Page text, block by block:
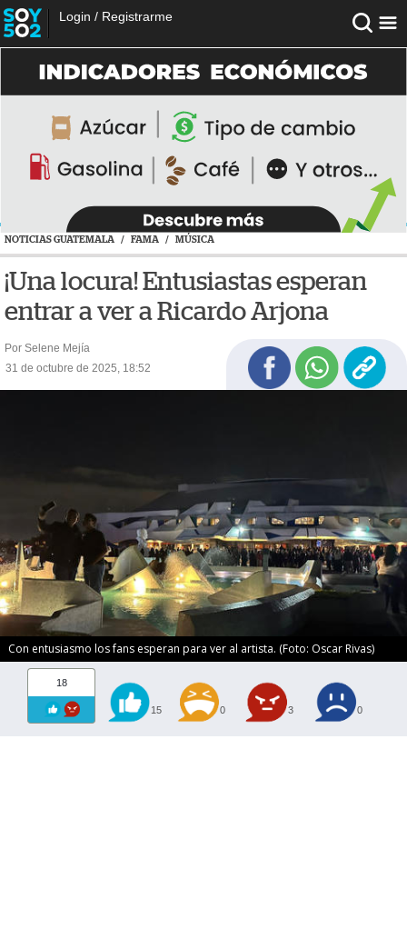
Login / Registrarme
NOTICIAS GUATEMALA / FAMA / MÚSICA
¡Una locura! Entusiastas esperan
entrar a ver a Ricardo Arjona
Por Selene Mejía
31 de octubre de 2025, 18:52
Con entusiasmo los fans esperan para ver al artista. (Foto: Oscar Rivas)
18
15 0 3 0